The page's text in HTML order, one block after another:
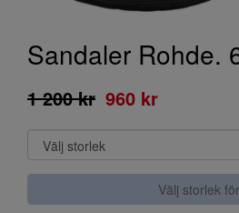
Sandaler Rohde.
1 200 kr 960 kr
Välj storlek